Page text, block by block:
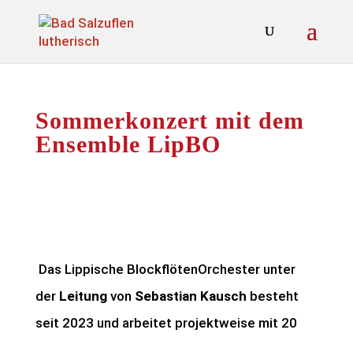
Sommerkonzert mit dem
Ensemble LipBO
Das Lippische BlockflötenOrchester unter
der Leitungvon Sebastian Kausch besteht
seit 2023 und arbeitet projektweise mit 20